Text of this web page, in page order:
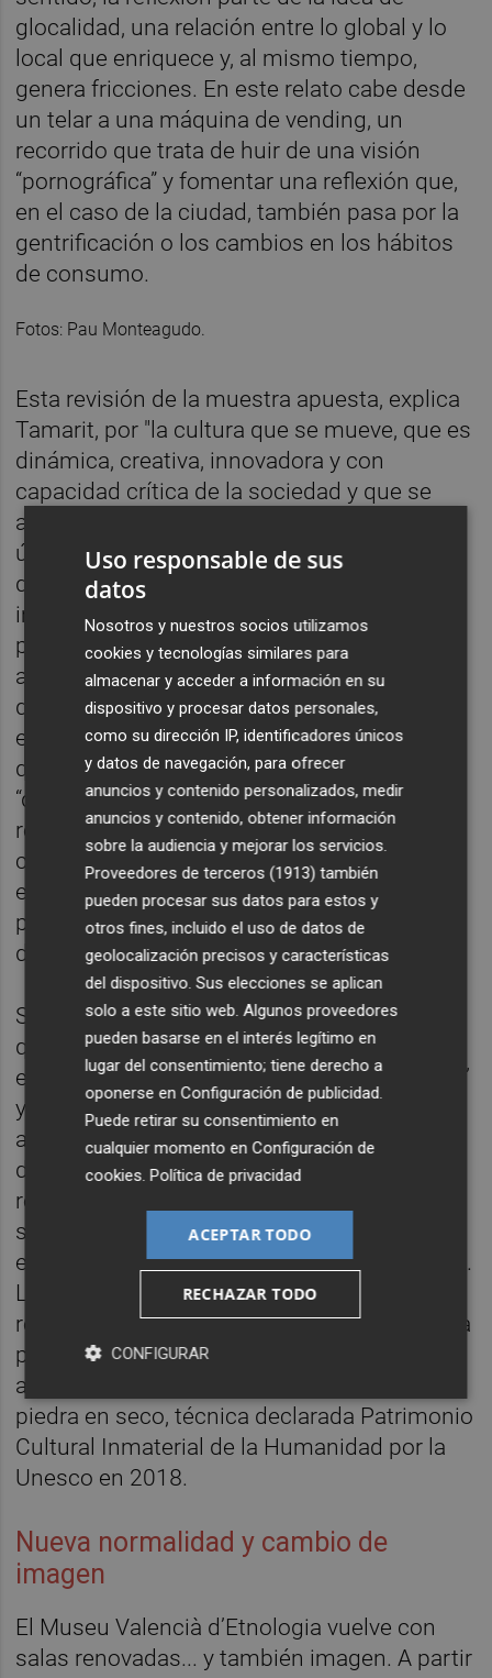
glocalidad, una relación entre lo global y lo
local que enriquece y, al mismo tiempo,
genera fricciones. En este relato cabe desde
un telar a una máquina de vending, un
recorrido que trata de huir de una visión
“pornográfica” y fomentar una reflexión que,
en el caso de la ciudad, también pasa por la
gentrificación o los cambios en los hábitos
de consumo.
Fotos: Pau Monteagudo.
Esta revisión de la muestra apuesta, explica
Tamarit, por "la cultura que se mueve, que es
dinámica, creativa, innovadora y con
capacidad crítica de la sociedad y que se
adapta a las nuevas realidades sociales y es
útil para la ciudadanía”. Lo hace desde su
discurso, tal y como indicaron sus
impulsores, pero también en su ‘cara’, pues
poco tiene que ver la imagen que muestra
ahora la sala a la que venía enseñando
durante los últimos quince años. Una
estética casi futurista, cargada de espejos, y
que busca proponer algo “innovador” y
“diferente” frente al resto de museos, una
renovación que supone un paso más en el
camino de un museo que abrió sus puertas
en 1983, década en la que se presentó el
primer montaje de salas permanentes, que
dieron paso a ‘La ciudad vivida’, en 2005.
Si bien la sección en torno a la ciudad es la
que ha vivido una transformación más
evidente, también las sección ‘Horta i marjal’
y ‘Secà i Muntanya’ también presentan
algunas novedades. Así, en el primer caso el
discurso se centra en la idea de imaginarios
relacionados con este espacio, como pueda
ser la barraca o la paella, una sección que
enfrenta también la idea de tópico y realidad.
La segunda habla de las invisibilidades en
referencia a aquello propio de nuestras tierra
pero menos conocido, como ciertas
actividades industriales o, por ejemplo, la
piedra en seco, técnica declarada Patrimonio
Cultural Inmaterial de la Humanidad por la
Unesco en 2018.
Nueva normalidad y cambio de
imagen
El Museu Valencià d’Etnologia vuelve con
salas renovadas... y también imagen. A partir
Uso responsable de sus
datos
Nosotros y nuestros socios utilizamos
cookies y tecnologías similares para
almacenar y acceder a información en su
dispositivo y procesar datos personales,
como su dirección IP, identificadores únicos
y datos de navegación, para ofrecer
anuncios y contenido personalizados, medir
anuncios y contenido, obtener información
sobre la audiencia y mejorar los servicios.
Proveedores de terceros (1913) también
pueden procesar sus datos para estos y
otros fines, incluido el uso de datos de
geolocalización precisos y características
del dispositivo. Sus elecciones se aplican
solo a este sitio web. Algunos proveedores
pueden basarse en el interés legítimo en
lugar del consentimiento; tiene derecho a
oponerse enConfiguración de publicidad
Puede retirar su consentimiento en
cualquier momento enConfiguración de
cookies .Política de privacidad
ACEPTAR TODO
RECHAZAR TODO
CONFIGURAR